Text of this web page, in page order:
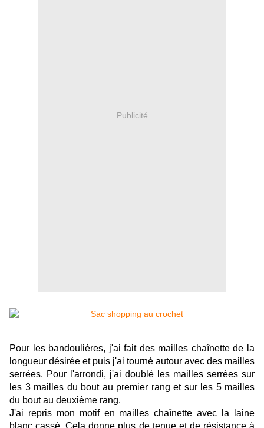
Publicité
Pour les bandoulières, j'ai fait des mailles chaînette de la
longueur désirée et puis j'ai tourné autour avec des mailles
serrées. Pour l'arrondi, j'ai doublé les mailles serrées sur
les 3 mailles du bout au premier rang et sur les 5 mailles
du bout au deuxième rang.
J'ai repris mon motif en mailles chaînette avec la laine